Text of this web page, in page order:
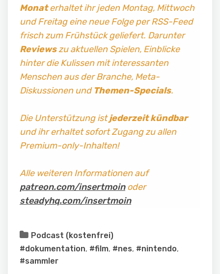
Monaterhaltet ihr jeden Montag, Mittwoch
und Freitag eine neue Folge per RSS-Feed
frisch zum Frühstück geliefert. Darunter
Reviewszu aktuellen Spielen, Einblicke
hinter die Kulissen mit interessanten
Menschen aus der Branche, Meta-
Diskussionen und Themen-Specials.
Die Unterstützung istjederzeit kündbar
und ihr erhaltet sofort Zugang zu allen
Premium-only-Inhalten!
Alle weiteren Informationen auf
patreon.com/insertmoinoder
steadyhq.com/insertmoin
Podcast (kostenfrei)
#dokumentation, #film, #nes, #nintendo,
#sammler